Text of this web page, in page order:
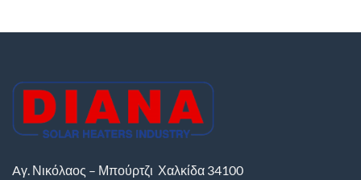
Aγ. Νικόλαος – Μπούρτζι Χαλκίδα 34100